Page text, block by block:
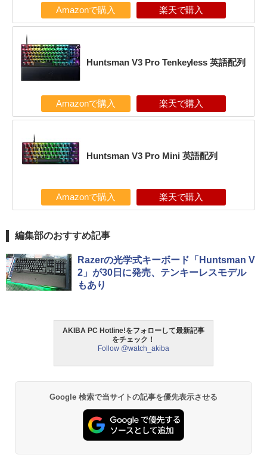
Amazonで購入 楽天で購入
Huntsman V3 Pro Tenkeyless 英語配列
Amazonで購入 楽天で購入
Huntsman V3 Pro Mini 英語配列
Amazonで購入 楽天で購入
編集部のおすすめ記事
Razerの光学式キーボード「Huntsman V
2」が30日に発売、テンキーレスモデル
もあり
AKIBA PC Hotline!をフォローして最新記事
をチェック！
Follow @watch_akiba
Google 検索で当サイトの記事を優先表示させる